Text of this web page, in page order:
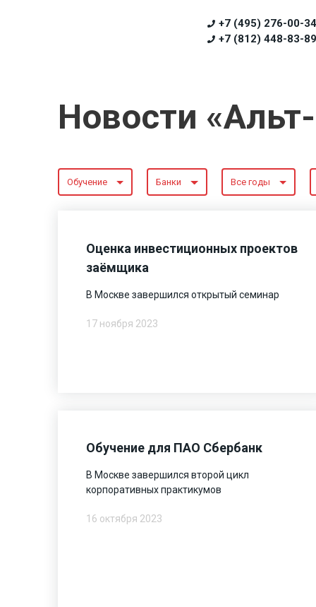
+7 (495) 276-00-34
+7 (812) 448-83-89
Новости
Обучение Банки Все годы
Оценка инвестиционных проектов
заёмщика
В Москве завершился открытый семинар
17 ноября 2023
Обучение для ПАО Сбербанк
В Москве завершился второй цикл
корпоративных практикумов
16 октября 2023